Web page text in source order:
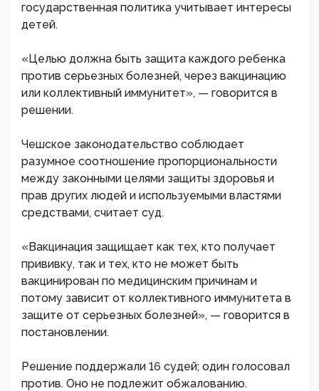
государственная политика учитывает интересы
детей.
«Целью должна быть защита каждого ребенка
против серьезных болезней, через вакцинацию
или коллективный иммунитет», — говорится в
решении.
Чешское законодательство соблюдает
разумное соотношение пропорциональности
между законными целями защиты здоровья и
прав других людей и используемыми властями
средствами, считает суд.
«Вакцинация защищает как тех, кто получает
прививку, так и тех, кто не может быть
вакцинирован по медицинским причинам и
потому зависит от коллективного иммунитета в
защите от серьезных болезней», — говорится в
постановлении.
Решение поддержали 16 судей; один голосовал
против. Оно не подлежит обжалованию.